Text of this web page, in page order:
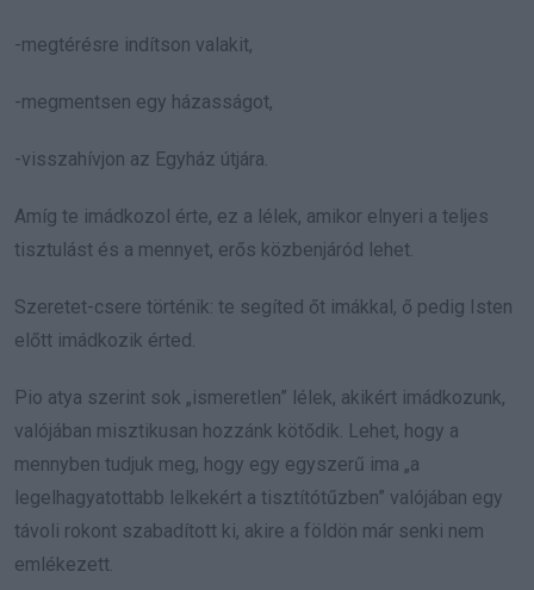
-megtérésre indítson valakit,
-megmentsen egy házasságot,
-visszahívjon az Egyház útjára.
Amíg te imádkozol érte, ez a lélek, amikor elnyeri a teljes
tisztulást és a mennyet, erős közbenjáród lehet.
Szeretet-csere történik: te segíted őt imákkal, ő pedig Isten
előtt imádkozik érted.
Pio atya szerint sok „ismeretlen” lélek, akikért imádkozunk,
valójában misztikusan hozzánk kötődik. Lehet, hogy a
mennyben tudjuk meg, hogy egy egyszerű ima „a
legelhagyatottabb lelkekért a tisztítótűzben” valójában egy
távoli rokont szabadított ki, akire a földön már senki nem
emlékezett.